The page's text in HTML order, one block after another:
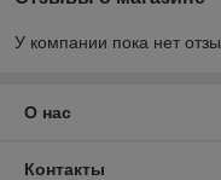
У компании пока нет
О нас
Контакты